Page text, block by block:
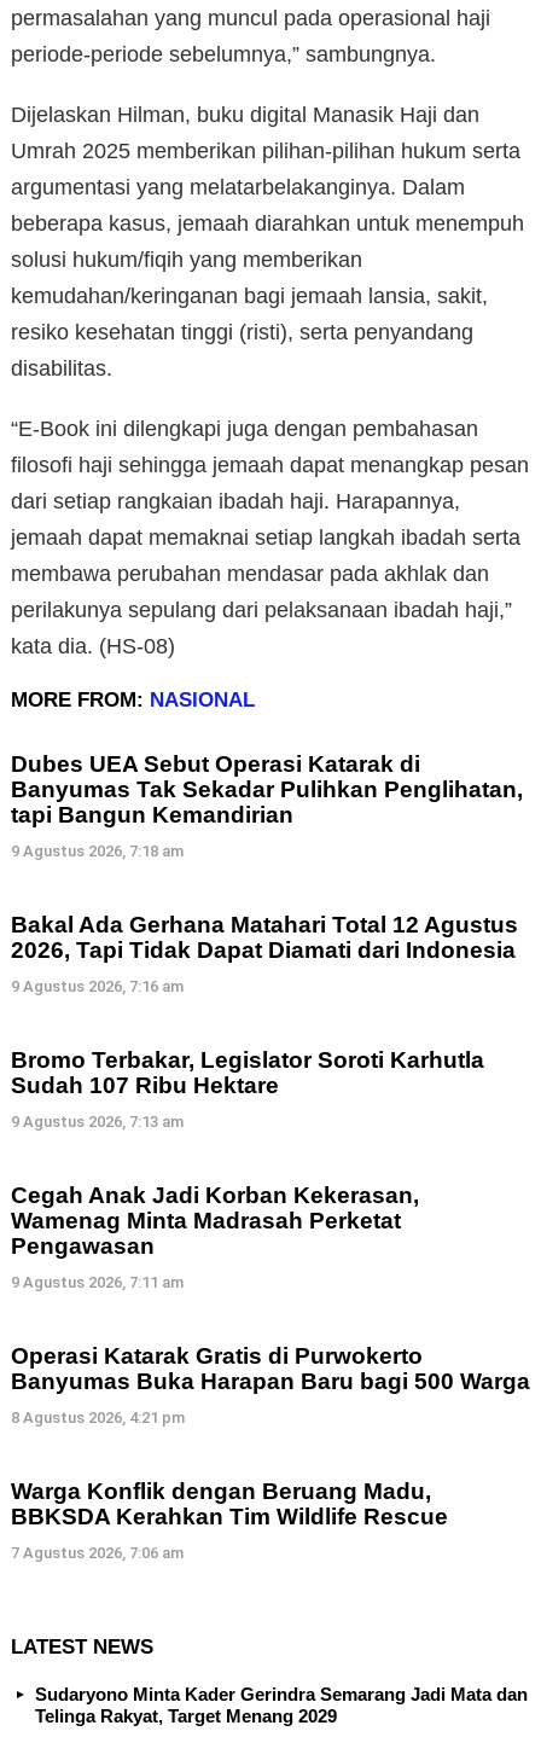
permasalahan yang muncul pada operasional haji
periode-periode sebelumnya,” sambungnya.
Dijelaskan Hilman, buku digital Manasik Haji dan
Umrah 2025 memberikan pilihan-pilihan hukum serta
argumentasi yang melatarbelakanginya. Dalam
beberapa kasus, jemaah diarahkan untuk menempuh
solusi hukum/fiqih yang memberikan
kemudahan/keringanan bagi jemaah lansia, sakit,
resiko kesehatan tinggi (risti), serta penyandang
disabilitas.
“E-Book ini dilengkapi juga dengan pembahasan
filosofi haji sehingga jemaah dapat menangkap pesan
dari setiap rangkaian ibadah haji. Harapannya,
jemaah dapat memaknai setiap langkah ibadah serta
membawa perubahan mendasar pada akhlak dan
perilakunya sepulang dari pelaksanaan ibadah haji,”
kata dia. (HS-08)
MORE FROM: NASIONAL
Dubes UEA Sebut Operasi Katarak di
Banyumas Tak Sekadar Pulihkan Penglihatan,
tapi Bangun Kemandirian
9 Agustus 2026, 7:18 am
Bakal Ada Gerhana Matahari Total 12 Agustus
2026, Tapi Tidak Dapat Diamati dari Indonesia
9 Agustus 2026, 7:16 am
Bromo Terbakar, Legislator Soroti Karhutla
Sudah 107 Ribu Hektare
9 Agustus 2026, 7:13 am
Cegah Anak Jadi Korban Kekerasan,
Wamenag Minta Madrasah Perketat
Pengawasan
9 Agustus 2026, 7:11 am
Operasi Katarak Gratis di Purwokerto
Banyumas Buka Harapan Baru bagi 500 Warga
8 Agustus 2026, 4:21 pm
Warga Konflik dengan Beruang Madu,
BBKSDA Kerahkan Tim Wildlife Rescue
7 Agustus 2026, 7:06 am
LATEST NEWS
Sudaryono Minta Kader Gerindra Semarang Jadi Mata dan
Telinga Rakyat, Target Menang 2029